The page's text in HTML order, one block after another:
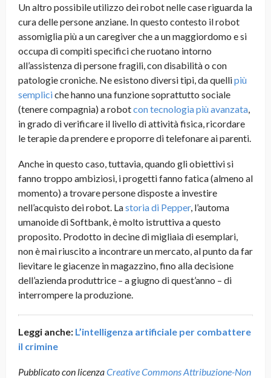
Un altro possibile utilizzo dei robot nelle case riguarda la
cura delle persone anziane. In questo contesto il robot
assomiglia più a un caregiver che a un maggiordomo e si
occupa di compiti specifici che ruotano intorno
all’assistenza di persone fragili, con disabilità o con
patologie croniche. Ne esistono diversi tipi, da quellipiù
sempliciche hanno una funzione soprattutto sociale
(tenere compagnia) a robotcon tecnologia più avanzata
in grado di verificare il livello di attività fisica, ricordare
le terapie da prendere e proporre di telefonare ai parenti.
Anche in questo caso, tuttavia, quando gli obiettivi si
fanno troppo ambiziosi, i progetti fanno fatica (almeno al
momento) a trovare persone disposte a investire
nell’acquisto dei robot. Lastoria di Pepper, l’automa
umanoide di Softbank, è molto istruttiva a questo
proposito. Prodotto in decine di migliaia di esemplari,
non è mai riuscito a incontrare un mercato, al punto da far
lievitare le giacenze in magazzino, fino alla decisione
dell’azienda produttrice – a giugno di quest’anno – di
interrompere la produzione.
Leggi anche: L’intelligenza artificiale per combattere
il crimine
Pubblicato con licenzaCreative Commons Attribuzione-Non